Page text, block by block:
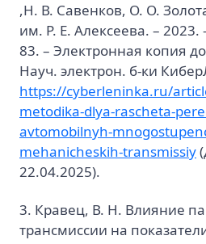
,Н. В. Савенков, О. О.
им. Р. Е. Алексеева. –
83. – Электронная копия
Науч. электрон. б-ки
https://cyberleninka.ru/
metodika-dlya-rascheta-
avtomobilnyh-
mehanicheskih-transmissiy
22.04.2025).
3. Кравец, В. Н. Влияние
трансмиссии на